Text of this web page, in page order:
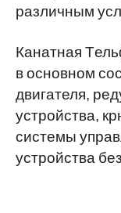
различным
Канатная
в основном
двигателя,
устройства,
системы
устройства